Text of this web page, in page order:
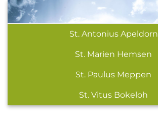
St. Antonius Apeldorn
St. Marien Hemsen
St. Paulus Meppen
St. Vitus Bokeloh